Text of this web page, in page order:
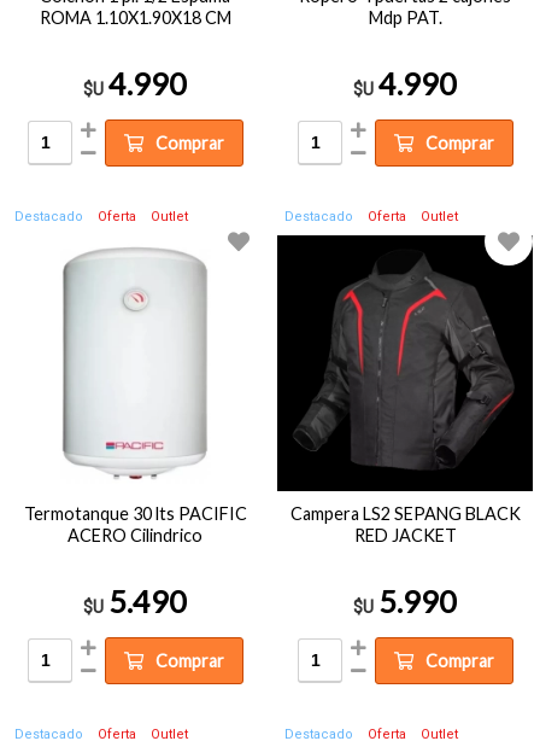
ROMA 1.10X1.90X18 CM
$U 4.990
Comprar
Mdp PAT.
$U 4.990
Comprar
Destacado Oferta Outlet
Termotanque 30 lts PACIFIC
ACERO Cilindrico
$U 5.490
Comprar
Destacado Oferta Outlet
Campera LS2 SEPANG BLACK
RED JACKET
$U 5.990
Comprar
Destacado Oferta Outlet Destacado Oferta Outlet